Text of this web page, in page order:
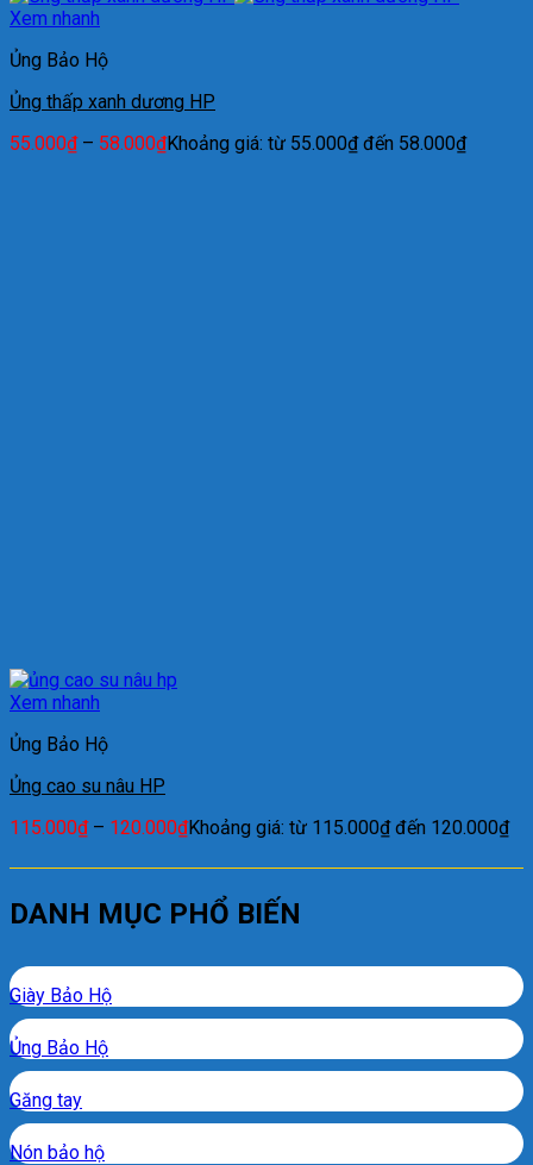
Xem nhanh
Ủng Bảo Hộ
Ủng thấp xanh dương HP
55.000₫ – 58.000₫Khoảng giá: từ 55.000₫ đến 58.000₫
Xem nhanh
Ủng Bảo Hộ
Ủng cao su nâu HP
115.000₫ – 120.000₫Khoảng giá: từ 115.000₫ đến 120.000₫
DANH MỤC PHỔ BIẾN
Giày Bảo Hộ
Ủng Bảo Hộ
Găng tay
Nón bảo hộ